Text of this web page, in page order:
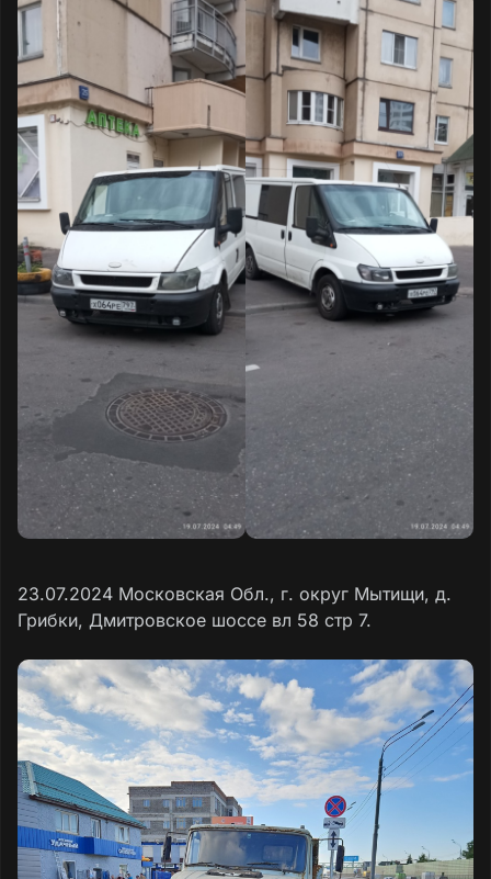
23.07.2024 Московская Обл., г. округ Мытищи, д.
Грибки, Дмитровское шоссе вл 58 стр 7.